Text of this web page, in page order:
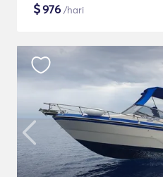
$976 /hari